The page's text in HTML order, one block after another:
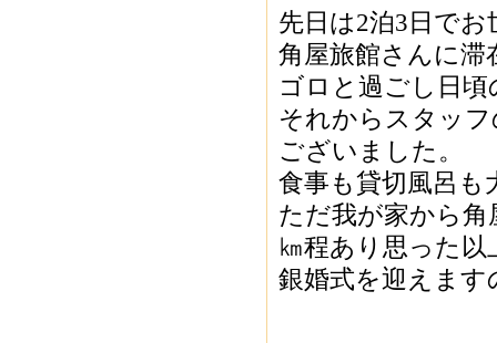
先日は2泊3日で
角屋旅館さんに滞
ゴロと過ごし日
それからスタッ
ございました。
食事も貸切風呂も
ただ我が家から角
㎞程あり思った
銀婚式を迎えま